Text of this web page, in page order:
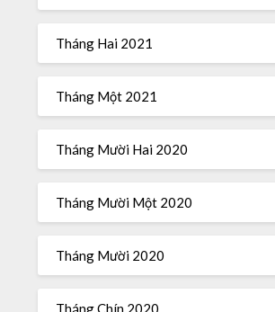
Tháng Hai 2021
Tháng Một 2021
Tháng Mười Hai 2020
Tháng Mười Một 2020
Tháng Mười 2020
Tháng Chín 2020